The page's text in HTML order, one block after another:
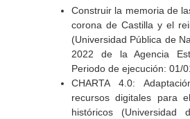
Construir la memoria de
corona de Castilla y el
(Universidad Pública de
2022 de la Agencia
Periodo de ejecución: 01/
CHARTA 4.0:
recursos digitales para
históricos (Universidad